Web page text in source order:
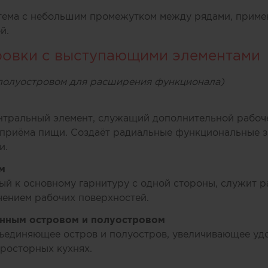
с небольшим промежутком между рядами,
с выступающими элементами
для расширения функционала)
элемент, служащий дополнительной
пищи. Создаёт радиальные функциональные
к основному гарнитуру с одной стороны, служит
рабочих поверхностей.
островом и полуостровом
остров и полуостров, увеличивающее
кухнях.